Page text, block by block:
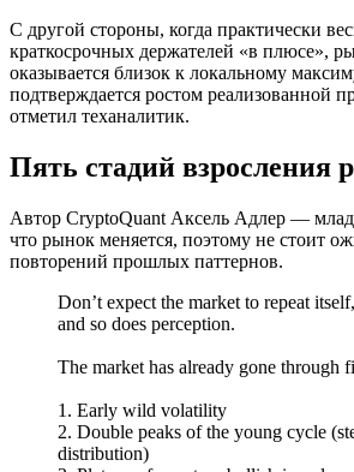
С другой стороны, когда практически
краткосрочных держателей «в плюсе»,
оказывается близок к локальному
подтверждается ростом реализованной
отметил теханалитик.
Пять стадий взросления
Автор CryptoQuant Аксель Адлер —
что рынок меняется, поэтому не стоит
повторений прошлых паттернов.
Don’t expect the market to repeat
and so does perception.
The market has already gone through
1. Early wild volatility
2. Double peaks of the young cycle
distribution)